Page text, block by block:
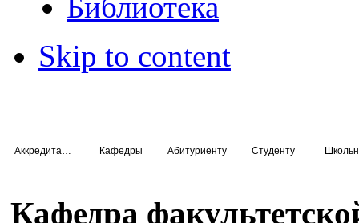
Skip to content
Кафедры Абитуриенту Студенту
Кафедра